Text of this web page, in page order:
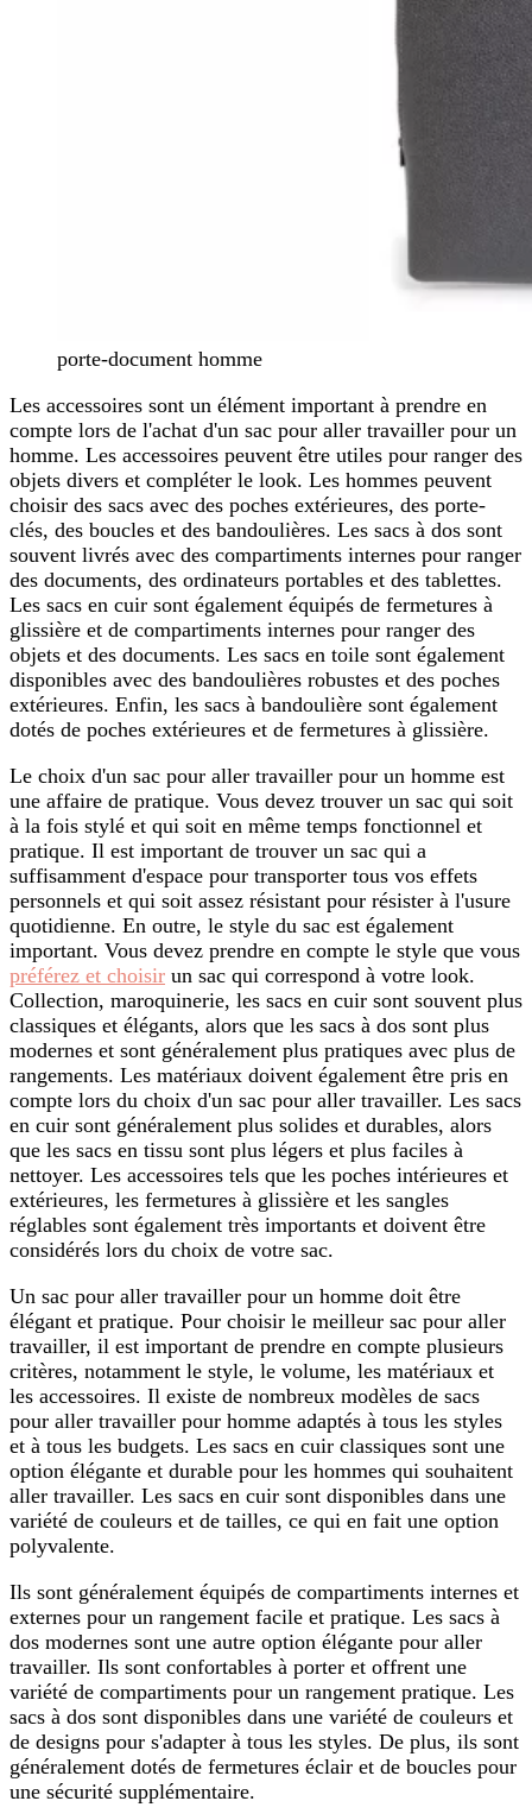
porte-document homme
Les accessoires sont un élément important à prendre en
compte lors de l'achat d'un sac pour aller travailler pour un
homme. Les accessoires peuvent être utiles pour ranger des
objets divers et compléter le look. Les hommes peuvent
choisir des sacs avec des poches extérieures, des porte-
clés, des boucles et des bandoulières. Les sacs à dos sont
souvent livrés avec des compartiments internes pour ranger
des documents, des ordinateurs portables et des tablettes.
Les sacs en cuir sont également équipés de fermetures à
glissière et de compartiments internes pour ranger des
objets et des documents. Les sacs en toile sont également
disponibles avec des bandoulières robustes et des poches
extérieures. Enfin, les sacs à bandoulière sont également
dotés de poches extérieures et de fermetures à glissière.
Le choix d'un sac pour aller travailler pour un homme est
une affaire de pratique. Vous devez trouver un sac qui soit
à la fois stylé et qui soit en même temps fonctionnel et
pratique. Il est important de trouver un sac qui a
suffisamment d'espace pour transporter tous vos effets
personnels et qui soit assez résistant pour résister à l'usure
quotidienne. En outre, le style du sac est également
important. Vous devez prendre en compte le style que vous
préférez et choisir un sac qui correspond à votre look.
Collection, maroquinerie, les sacs en cuir sont souvent plus
classiques et élégants, alors que les sacs à dos sont plus
modernes et sont généralement plus pratiques avec plus de
rangements. Les matériaux doivent également être pris en
compte lors du choix d'un sac pour aller travailler. Les sacs
en cuir sont généralement plus solides et durables, alors
que les sacs en tissu sont plus légers et plus faciles à
nettoyer. Les accessoires tels que les poches intérieures et
extérieures, les fermetures à glissière et les sangles
réglables sont également très importants et doivent être
considérés lors du choix de votre sac.
Un sac pour aller travailler pour un homme doit être
élégant et pratique. Pour choisir le meilleur sac pour aller
travailler, il est important de prendre en compte plusieurs
critères, notamment le style, le volume, les matériaux et
les accessoires. Il existe de nombreux modèles de sacs
pour aller travailler pour homme adaptés à tous les styles
et à tous les budgets. Les sacs en cuir classiques sont une
option élégante et durable pour les hommes qui souhaitent
aller travailler. Les sacs en cuir sont disponibles dans une
variété de couleurs et de tailles, ce qui en fait une option
polyvalente.
Ils sont généralement équipés de compartiments internes et
externes pour un rangement facile et pratique. Les sacs à
dos modernes sont une autre option élégante pour aller
travailler. Ils sont confortables à porter et offrent une
variété de compartiments pour un rangement pratique. Les
sacs à dos sont disponibles dans une variété de couleurs et
de designs pour s'adapter à tous les styles. De plus, ils sont
généralement dotés de fermetures éclair et de boucles pour
une sécurité supplémentaire.